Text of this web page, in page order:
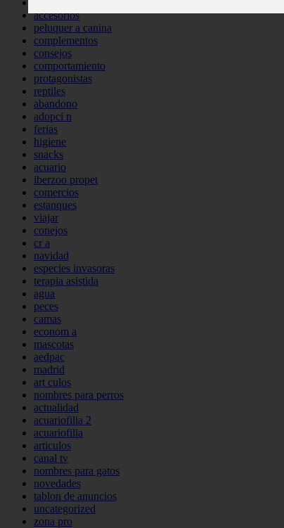
accesorios
peluquer a canina
complementos
consejos
comportamiento
protagonistas
reptiles
abandono
adopci n
ferias
higiene
snacks
acuario
iberzoo propet
comercios
estanques
viajar
conejos
cr a
navidad
especies invasoras
terapia asistida
agua
peces
camas
econom a
mascotas
aedpac
madrid
art culos
nombres para perros
actualidad
acuariofilia 2
acuariofilia
articulos
canal tv
nombres para gatos
novedades
tablon de anuncios
uncategorized
zona pro